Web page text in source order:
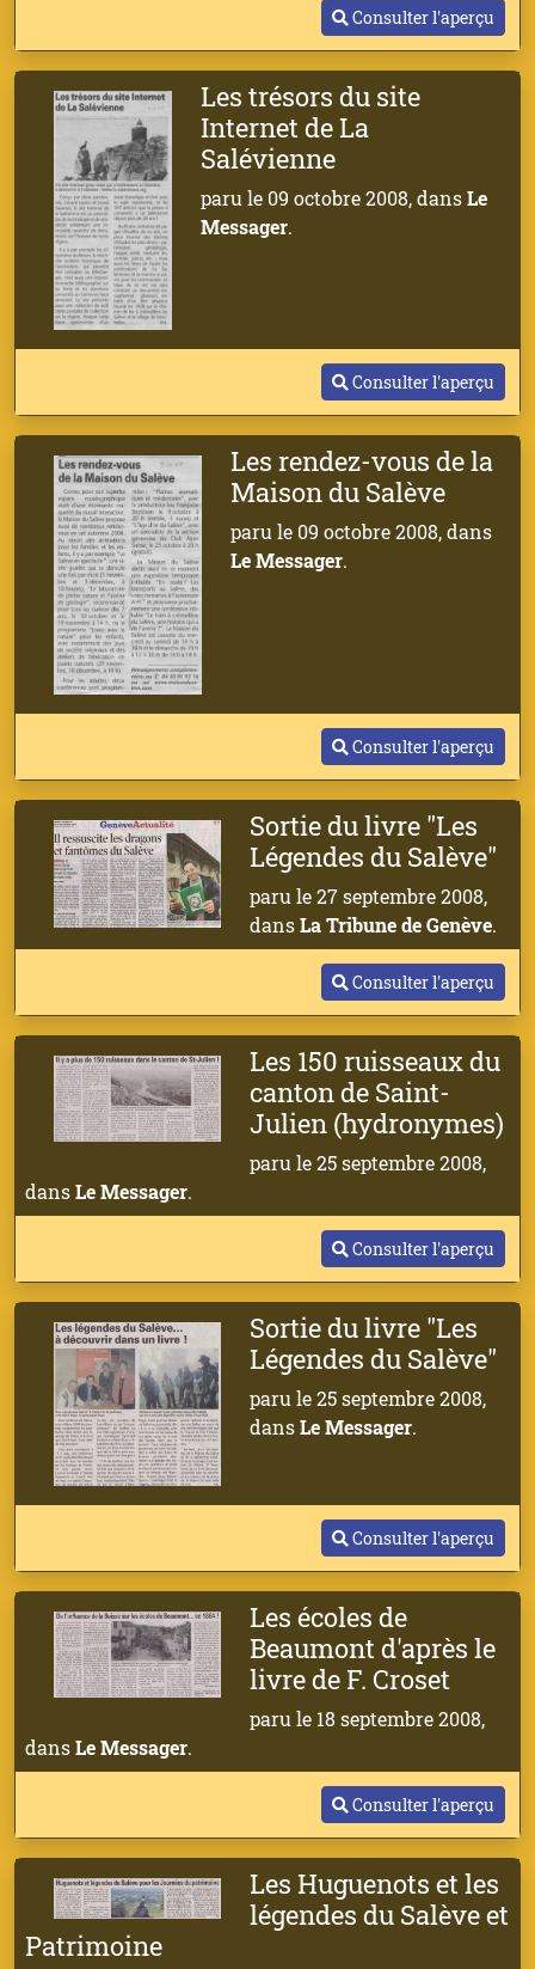
Consulter l'aperçu
Les trésors du site
Internet de La
Salévienne
paru le 09 octobre 2008, dansLe
Messager.
Consulter l'aperçu
Les rendez-vous de la
Maison du Salève
paru le 09 octobre 2008, dans
Le Messager.
Consulter l'aperçu
Sortie du livre "Les
Légendes du Salève"
paru le 27 septembre 2008,
dansLa Tribune de Genève.
Consulter l'aperçu
Les 150 ruisseaux du
canton de Saint-
Julien (hydronymes)
paru le 25 septembre 2008,
dansLe Messager.
Consulter l'aperçu
Sortie du livre "Les
Légendes du Salève"
paru le 25 septembre 2008,
dansLe Messager.
Consulter l'aperçu
Les écoles de
Beaumont d'après le
livre de F. Croset
paru le 18 septembre 2008,
dansLe Messager.
Consulter l'aperçu
Les Huguenots et les
légendes du Salève et
Patrimoine